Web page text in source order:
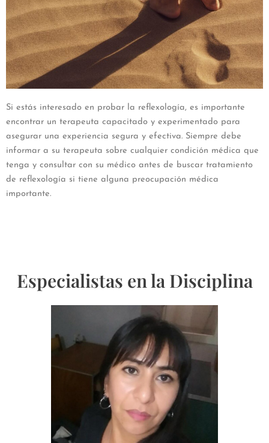
Si estás interesado en probar la reflexología, es importante
encontrar un terapeuta capacitado y experimentado para
asegurar una experiencia segura y efectiva. Siempre debe
informar a su terapeuta sobre cualquier condición médica que
tenga y consultar con su médico antes de buscar tratamiento
de reflexología si tiene alguna preocupación médica
importante.
Especialistas en la Disciplina